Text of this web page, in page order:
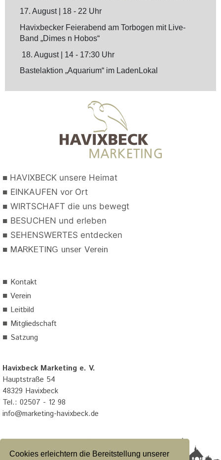
Cookies erleichtern die Bereitstellung unserer
17. August| 18 - 22 Uhr
Havixbecker Feierabend am Torbogen mit Live-
Band „Dimes n Hobos“
18. August| 14 - 17:30 Uhr
Bastelaktion „Aquarium“ im LadenLokal
■ HAVIXBECK unsere Heimat
■ EINKAUFEN vor Ort
■ WIRTSCHAFT die uns bewegt
■ BESUCHEN und erleben
■ SEHENSWERTES entdecken
■ MARKETING unser Verein
■ Kontakt
■ Verein
■ Leitbild
■ Mitgliedschaft
■ Satzung
Havixbeck Marketing e. V.
Hauptstraße 54
48329 Havixbeck
Tel.: 02507 - 12 98
info@marketing-havixbeck.de